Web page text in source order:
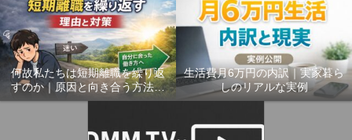
何故私たちは短期離職を繰り返
すのか｜原因と向き合う方法、
これからの働き方
生活費月6万円の内訳｜実家暮ら
しのリアルな実例